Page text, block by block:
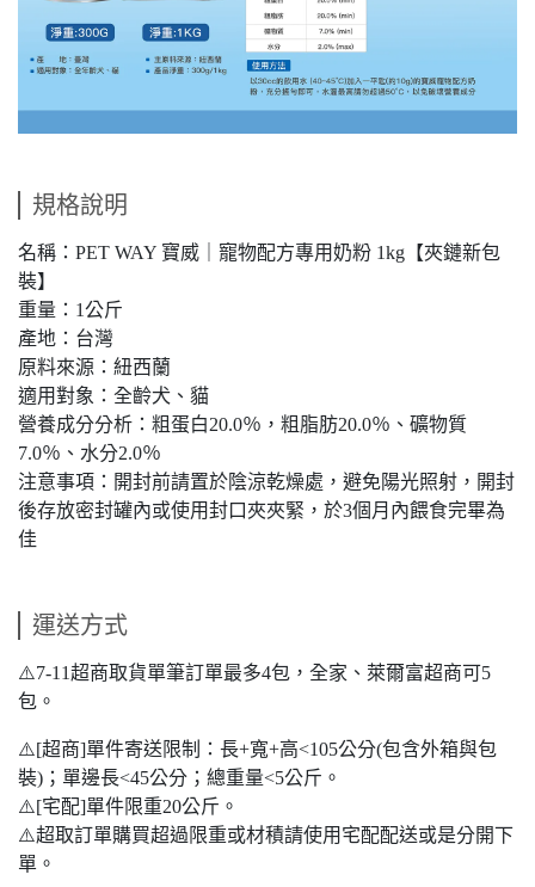
規格說明
名稱：PET WAY 寶威｜寵物配方專用奶粉 1kg【夾鏈新包
裝】
重量：1公斤
產地：台灣
原料來源：紐西蘭
適用對象：全齡犬、貓
營養成分分析：粗蛋白20.0％，粗脂肪20.0％、礦物質
7.0％、水分2.0％
注意事項：開封前請置於陰涼乾燥處，避免陽光照射，開封
後存放密封罐內或使用封口夾夾緊，於3個月內餵食完畢為
佳
運送方式
⚠️7-11超商取貨單筆訂單最多4包，全家、萊爾富超商可5
包。
⚠️[超商]單件寄送限制：長+寬+高<105公分(包含外箱與包
裝)；單邊長<45公分；總重量<5公斤。
⚠️[宅配]單件限重20公斤。
⚠️超取訂單購買超過限重或材積請使用宅配配送或是分開下
單。